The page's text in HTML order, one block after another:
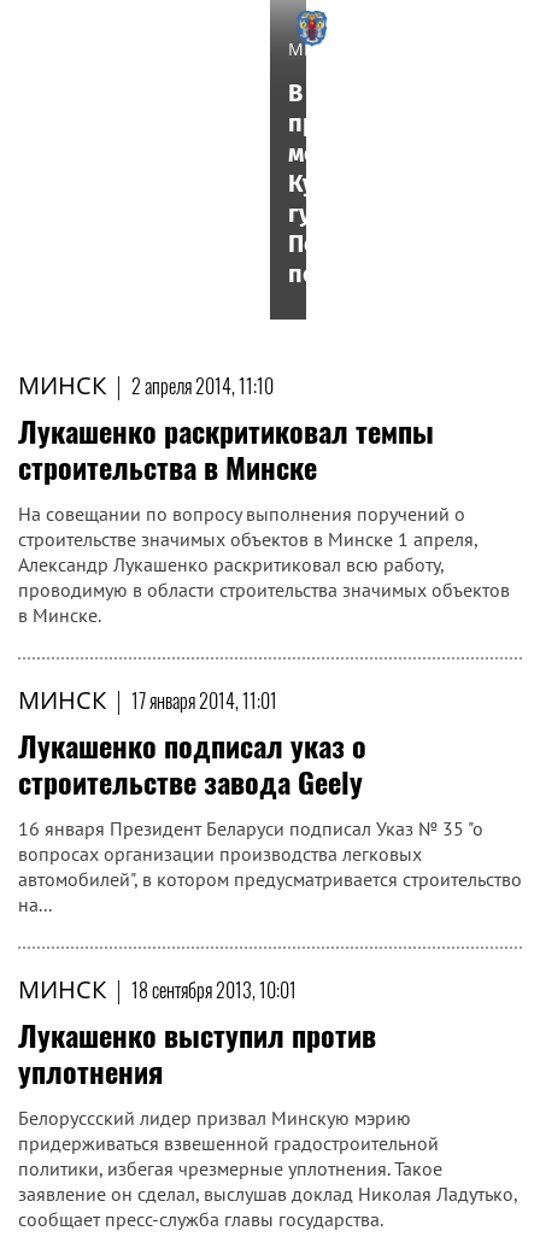
МИНСК | 2 апреля 2014, 11:10
Лукашенко раскритиковал темпы
строительства в Минске
На совещании по вопросу выполнения поручений о
строительстве значимых объектов в Минске 1 апреля,
Александр Лукашенко раскритиковал всю работу,
проводимую в области строительства значимых объектов
в Минске.
МИНСК | 17 января 2014, 11:01
Лукашенко подписал указ о
строительстве завода Geely
16 января Президент Беларуси подписал Указ № 35 "о
вопросах организации производства легковых
автомобилей", в котором предусматривается строительство
на...
МИНСК | 18 сентября 2013, 10:01
Лукашенко выступил против
уплотнения
Белоруссский лидер призвал Минскую мэрию
придерживаться взвешенной градостроительной
политики, избегая чрезмерные уплотнения. Такое
заявление он сделал, выслушав доклад Николая Ладутько,
сообщает пресс-служба главы государства.
МИНСК
В Чехове
пройдет
международный
Кубок
губернатора
Подмосковья
по гандболу